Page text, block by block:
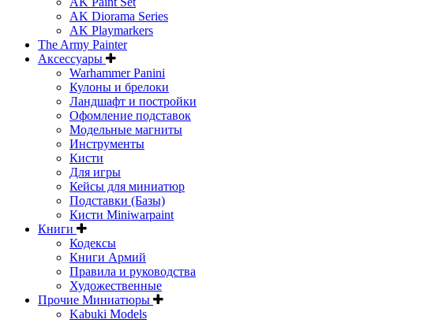
AK Diorama Series
AK Playmarkers
The Army Painter
Аксессуары
Warhammer Panini
Кулоны и брелоки
Ландшафт и постройки
Офомление подставок
Модельные магниты
Инструменты
Кисти
Для игры
Кейсы для миниатюр
Подставки (Базы)
Кисти Miniwarpaint
Книги
Кодексы
Книги Армий
Правила и руководства
Художественные
Прочие Миниатюры
Kabuki Models